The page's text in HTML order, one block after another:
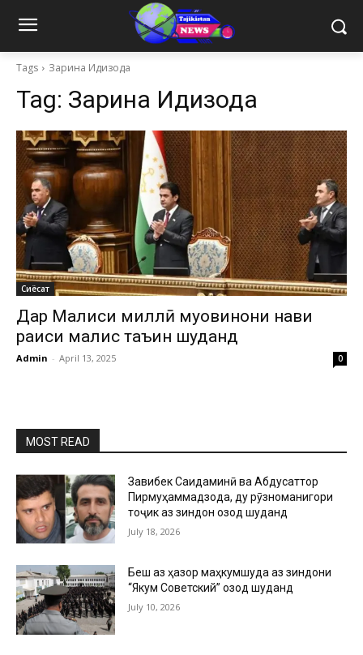
Tags Зарина Идизода
Tag: Зарина Идизода
Сиёсат
Дар Маҷлиси миллӣ муовинони нави
раиси маҷлис таъин шуданд
Admin - April 13, 2025 0
MOST READ
Завқибек Саидаминӣ ва Абдусаттор
Пирмуҳаммадзода, ду рӯзноманигори
тоҷик аз зиндон озод шуданд
July 18, 2026
Беш аз ҳазор маҳкумшуда аз зиндони
“Якум Советский” озод шуданд
July 10, 2026